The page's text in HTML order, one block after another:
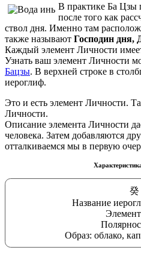
В практике Ба Цзы
после того как
ствол дня. Именно там
также называют Господин дня,
Каждый элемент Личности
Узнать ваш элемент Личности
Бацзы. В верхней строке в
иероглиф.
Это и есть элемент Личности.
Личности.
Описание элемента Личности
человека. Затем добавляются
отталкиваемся мы в первую
癸
Название
Образ: облако,